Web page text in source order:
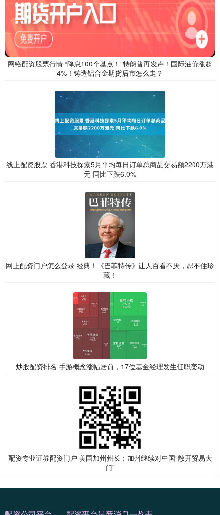
网络配资股票行情 “降息100个基点！”特朗普再发声！国际油价涨超
4%！铸造铝合金期货后市怎么走？
线上配资股票 香港科技探索5月平均每日订单总商品交易额2200万港
元 同比下跌6.0%
网上配资门户怎么登录 经典！《巴菲特传》让人百看不厌，忍不住珍
藏！
炒股配资排名 手游概念涨幅居前，17位基金经理发生任职变动
配资专业证券配资门户 美国加州州长：加州继续对中国“敞开贸易大
门”